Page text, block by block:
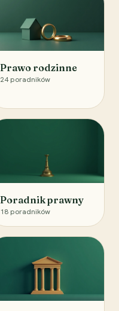
Prawo rodzinne
24 poradników
Poradnik prawny
18 poradników